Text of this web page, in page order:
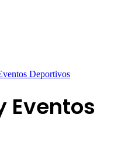
Deportivos
Eventos